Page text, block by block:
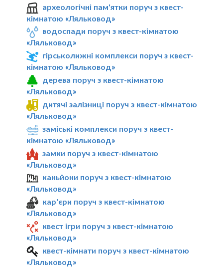
археологічні пам'ятки поруч з квест-
кімнатою «Ляльковод»
водоспади поруч з квест-кімнатою
«Ляльковод»
гірськолижні комплекси поруч з квест-
кімнатою «Ляльковод»
дерева поруч з квест-кімнатою
«Ляльковод»
дитячі залізниці поруч з квест-кімнатою
«Ляльковод»
заміські комплекси поруч з квест-
кімнатою «Ляльковод»
замки поруч з квест-кімнатою
«Ляльковод»
каньйони поруч з квест-кімнатою
«Ляльковод»
кар'єри поруч з квест-кімнатою
«Ляльковод»
квест ігри поруч з квест-кімнатою
«Ляльковод»
квест-кімнати поруч з квест-кімнатою
«Ляльковод»